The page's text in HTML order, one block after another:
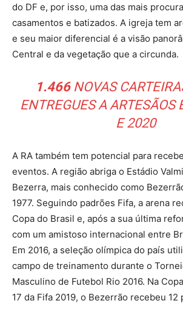
do DF e, por isso, uma das mais
casamentos e batizados. A igreja tem
e seu maior diferencial é a visão
Central e da vegetação que a circunda.
1.466NOVAS
ENTREGUES A ARTESÃOS
E 2020
A RA também tem potencial para
eventos. A região abriga o Estádio
Bezerra, mais conhecido como
1977. Seguindo padrões Fifa, a arena
Copa do Brasil e, após a sua última
com um amistoso internacional entre
Em 2016, a seleção olímpica do país
campo de treinamento durante o
Masculino de Futebol Rio 2016. Na
17 da Fifa 2019, o Bezerrão recebeu 12